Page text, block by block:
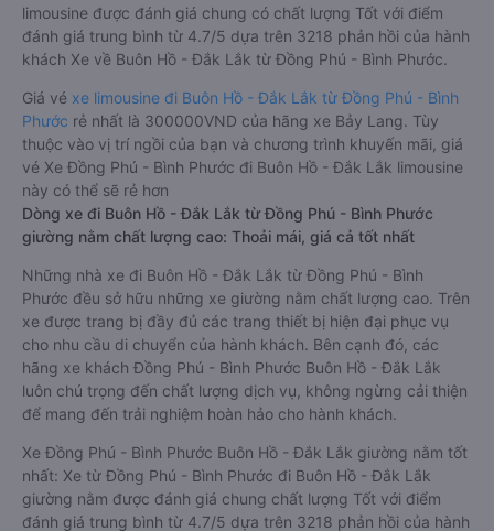
limousine được đánh giá chung có chất lượng Tốt với điểm
đánh giá trung bình từ 4.7/5 dựa trên 3218 phản hồi của hành
khách Xe về Buôn Hồ - Đắk Lắk từ Đồng Phú - Bình Phước.
Giá vé xe limousine đi Buôn Hồ - Đắk Lắk từ Đồng Phú - Bình
Phước rẻ nhất là 300000VND của hãng xe Bảy Lang. Tùy
thuộc vào vị trí ngồi của bạn và chương trình khuyến mãi, giá
vé Xe Đồng Phú - Bình Phước đi Buôn Hồ - Đắk Lắk limousine
này có thể sẽ rẻ hơn
Dòng xe đi Buôn Hồ - Đắk Lắk từ Đồng Phú - Bình Phước
giường nằm chất lượng cao: Thoải mái, giá cả tốt nhất
Những nhà xe đi Buôn Hồ - Đắk Lắk từ Đồng Phú - Bình
Phước đều sở hữu những xe giường nằm chất lượng cao. Trên
xe được trang bị đầy đủ các trang thiết bị hiện đại phục vụ
cho nhu cầu di chuyển của hành khách. Bên cạnh đó, các
hãng xe khách Đồng Phú - Bình Phước Buôn Hồ - Đắk Lắk
luôn chú trọng đến chất lượng dịch vụ, không ngừng cải thiện
để mang đến trải nghiệm hoàn hảo cho hành khách.
Xe Đồng Phú - Bình Phước Buôn Hồ - Đắk Lắk giường nằm tốt
nhất: Xe từ Đồng Phú - Bình Phước đi Buôn Hồ - Đắk Lắk
giường nằm được đánh giá chung chất lượng Tốt với điểm
đánh giá trung bình từ 4.7/5 dựa trên 3218 phản hồi của hành